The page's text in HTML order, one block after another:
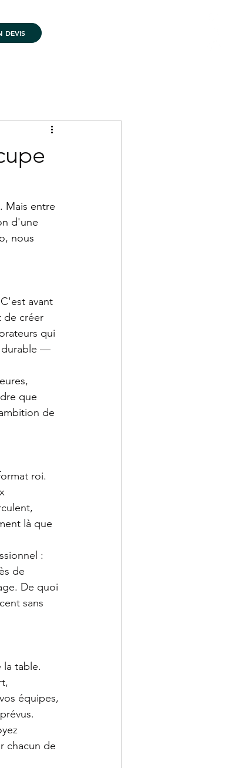
DEVIS
Mais entre
d'une
nous
avant
de créer
qui
durable —
que
de
roi.
là que
:
de
De quoi
sans
la table.
équipes,
chacun de